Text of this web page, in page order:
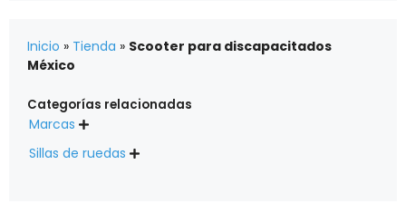
Inicio » Tienda » Scooter para discapacitados
México
Categorías relacionadas
Marcas 
Sillas de ruedas 